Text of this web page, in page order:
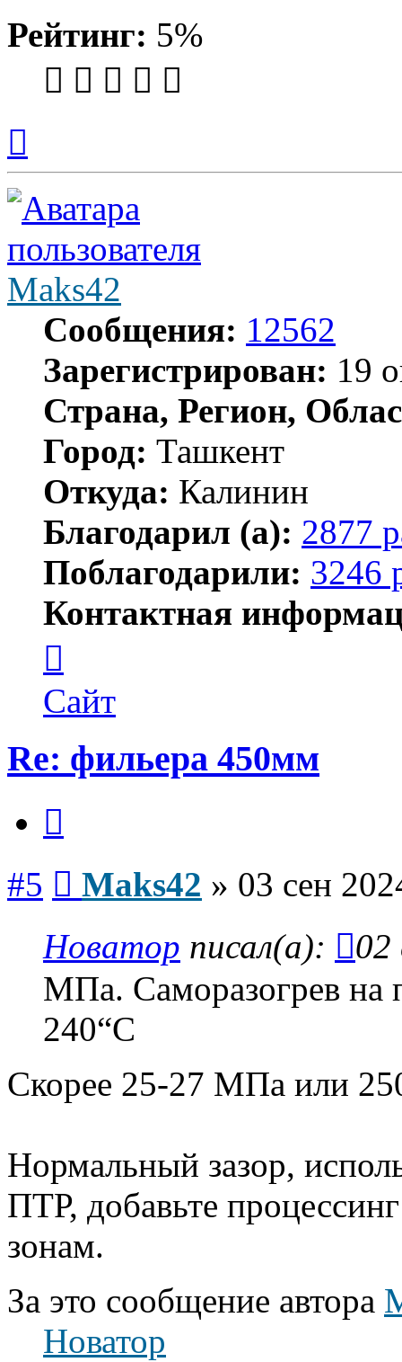
Рейтинг: 5%
началу
Maks42
Сообщения: 12562
Зарегистрирован: 19
Страна, Регион,
Город: Ташкент
Откуда: Калинин
Благодарил (а): 2877
Поблагодарили: 3246
Контактная
пользователя
Maks42
Сайт
Re: фильера 450мм
#5 Maks42 » 03 сен
Новатор писал(а):
02
МПа. Саморазогрев на
240“С
Скорее 25-27 МПа или
Нормальный зазор,
ПТР, добавьте
зонам.
За это сообщение автора
Новатор